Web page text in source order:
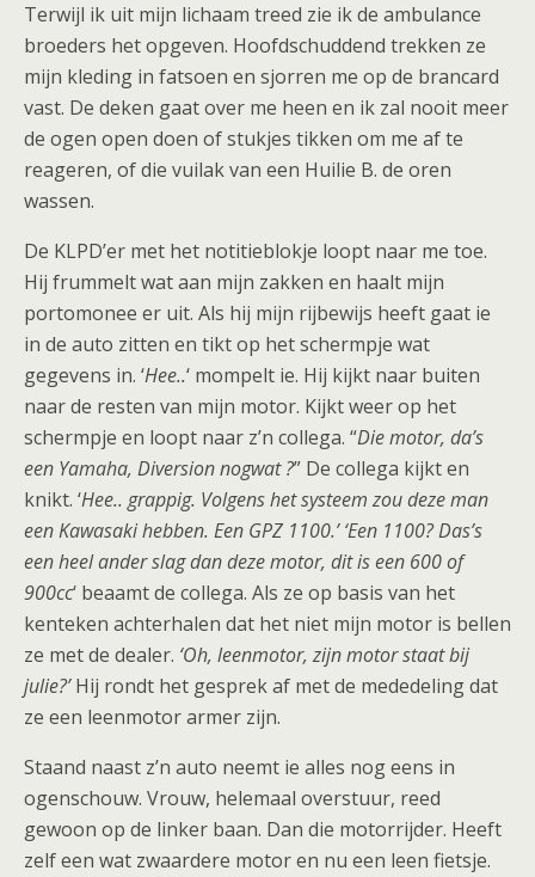
Terwijl ik uit mijn lichaam treed zie ik de ambulance
broeders het opgeven. Hoofdschuddend trekken ze
mijn kleding in fatsoen en sjorren me op de brancard
vast. De deken gaat over me heen en ik zal nooit meer
de ogen open doen of stukjes tikken om me af te
reageren, of die vuilak van een Huilie B. de oren
wassen.
De KLPD’er met het notitieblokje loopt naar me toe.
Hij frummelt wat aan mijn zakken en haalt mijn
portomonee er uit. Als hij mijn rijbewijs heeft gaat ie
in de auto zitten en tikt op het schermpje wat
gegevens in. ‘Hee..‘ mompelt ie. Hij kijkt naar buiten
naar de resten van mijn motor. Kijkt weer op het
schermpje en loopt naar z’n collega. “Die motor, da’s
een Yamaha, Diversion nogwat ?” De collega kijkt en
knikt. ‘Hee.. grappig. Volgens het systeem zou deze man
een Kawasaki hebben. Een GPZ 1100.’ ‘Een 1100? Das’s
een heel ander slag dan deze motor, dit is een 600 of
900cc‘ beaamt de collega. Als ze op basis van het
kenteken achterhalen dat het niet mijn motor is bellen
ze met de dealer. ‘Oh, leenmotor, zijn motor staat bij
julie?’Hij rondt het gesprek af met de mededeling dat
ze een leenmotor armer zijn.
Staand naast z’n auto neemt ie alles nog eens in
ogenschouw. Vrouw, helemaal overstuur, reed
gewoon op de linker baan. Dan die motorrijder. Heeft
zelf een wat zwaardere motor en nu een leen fietsje.